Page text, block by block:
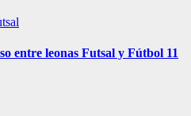
entre leonas Futsal y Fútbol 11